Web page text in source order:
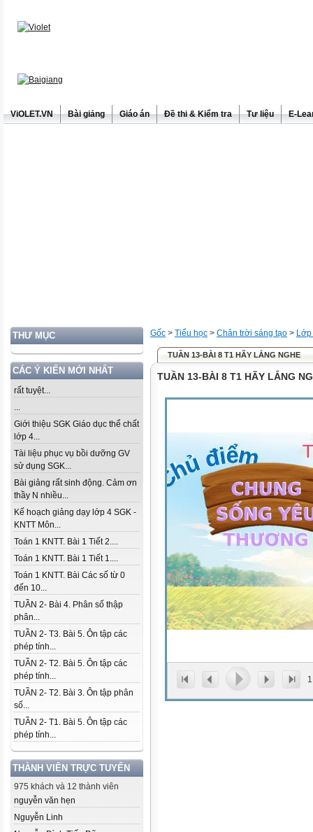
ViOLET.VN Bài giảng Giáo án Đề thi & Kiểm tra Tư liệu E-
THƯ MỤC
CÁC Ý KIẾN MỚI NHẤT
rất tuyệt...
...
Giới thiệu SGK Giáo dục thể chất
lớp 4...
Tài liệu phục vụ bồi dưỡng GV
sử dụng SGK...
Bài giảng rất sinh động. Cảm ơn
thầy N nhiều...
Kế hoạch giảng dạy lớp 4 SGK -
KNTT Môn...
Toán 1 KNTT. Bài 1 Tiết 2....
Toán 1 KNTT. Bài 1 Tiết 1....
Toán 1 KNTT. Bài Các số từ 0
đến 10...
TUẦN 2- Bài 4. Phân số thập
phân...
TUẦN 2- T3. Bài 5. Ôn tập các
phép tính...
TUẦN 2- T2. Bài 5. Ôn tập các
phép tính...
TUẦN 2- T2. Bài 3. Ôn tập phân
số...
TUẦN 2- T1. Bài 5. Ôn tập các
phép tính...
THÀNH VIÊN TRỰC TUYẾN
975 khách và 12 thành viên
nguyễn văn hẹn
Nguyễn Linh
Gốc > Tiểu học > Chân trời sáng tạo >
TUẦN 13-BÀI 8 T1 HÃY LẮNG NGHE
TUẦN 13-BÀI 8 T1 HÃY LẮNG
1